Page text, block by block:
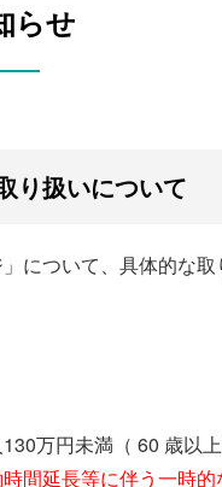
らせ
り扱いについて
について、具体的な
万円未満（ 60 歳以
間延長等に伴う一時